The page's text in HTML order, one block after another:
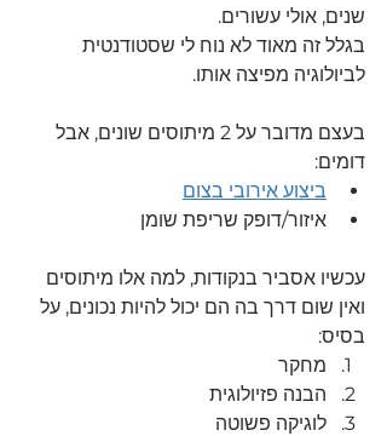
שנים, אולי עשורים.
בגלל זה מאוד לא נוח לי שסטודנטית
לביולוגיה מפיצה אותו.
בעצם מדובר על 2 מיתוסים שונים, אבל
דומים:
ביצוע אירובי בצום
איזור/דופק שריפת שומן
עכשיו אסביר בנקודות, למה אלו מיתוסים
ואין שום דרך בה הם יכול להיות נכונים, על
בסיס:
מחקר
הבנה פזיולוגית
לוגיקה פשוטה